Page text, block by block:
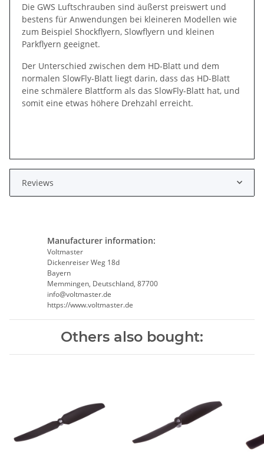
Die GWS Luftschrauben sind äußerst preiswert und
bestens für Anwendungen bei kleineren Modellen wie
zum Beispiel Shockflyern, Slowflyern und kleinen
Parkflyern geeignet.
Der Unterschied zwischen dem HD-Blatt und dem
normalen SlowFly-Blatt liegt darin, dass das HD-Blatt
eine schmälere Blattform als das SlowFly-Blatt hat, und
somit eine etwas höhere Drehzahl erreicht.
Reviews
Manufacturer information:
Voltmaster
Dickenreiser Weg 18d
Bayern
Memmingen, Deutschland, 87700
info@voltmaster.de
https://www.voltmaster.de
Others also bought: